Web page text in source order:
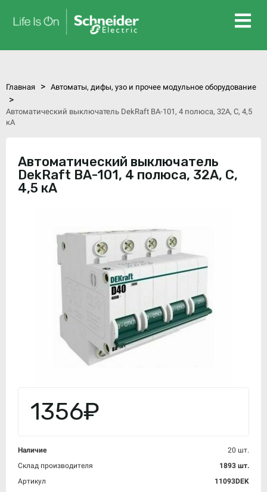
Главная > Автоматы, дифы, узо и прочее модульное оборудование
>
Автоматический выключатель DekRaft ВА-101, 4 полюса, 32А, С, 4,5
кА
Автоматический выключатель
DekRaft ВА-101, 4 полюса, 32А, С,
4,5 кА
1356₽
Наличие
20 шт.
Склад производителя
1893 шт.
Артикул
11093DEK